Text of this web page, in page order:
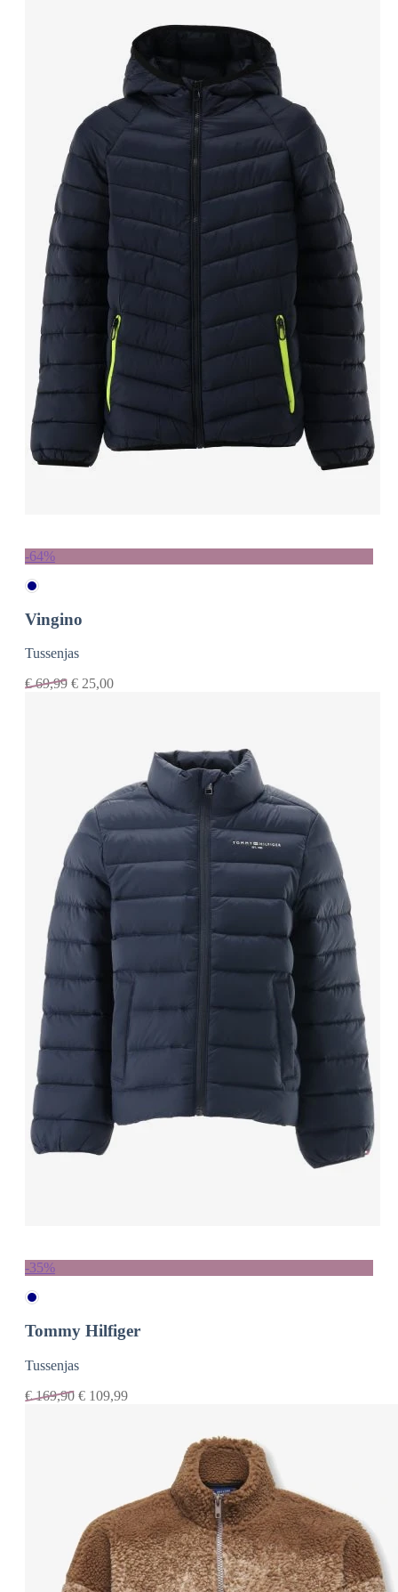
-64%
Vingino
Tussenjas
€69,99 € 25,00
-35%
Tommy Hilfiger
Tussenjas
€169,90 € 109,99